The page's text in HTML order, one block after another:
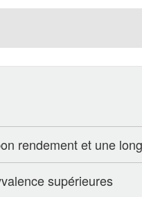
rendement et une
supérieures